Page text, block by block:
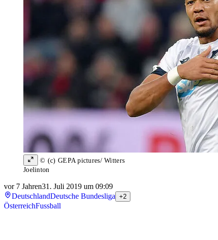
© (c) GEPA pictures/ Witters
Joelinton
vor 7 Jahren31. Juli 2019 um 09:09
DeutschlandDeutsche Bundesliga +2
ÖsterreichFussball